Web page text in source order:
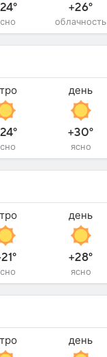
+26°
облачность
день
+30°
ясно
день
+28°
ясно
день